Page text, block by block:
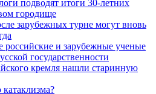
подводят итоги 30-летних
городище
зарубежных турне могут вновь
российские и зарубежные ученые
государственности
кремля нашли старинную
катаклизма?